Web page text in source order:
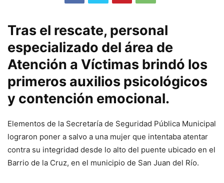
Tras el rescate, personal
especializado del área de
Atención a Víctimas brindó los
primeros auxilios psicológicos
y contención emocional.
Elementos de la Secretaría de Seguridad Pública Municipal
lograron poner a salvo a una mujer que intentaba atentar
contra su integridad desde lo alto del puente ubicado en el
Barrio de la Cruz, en el municipio de San Juan del Río.